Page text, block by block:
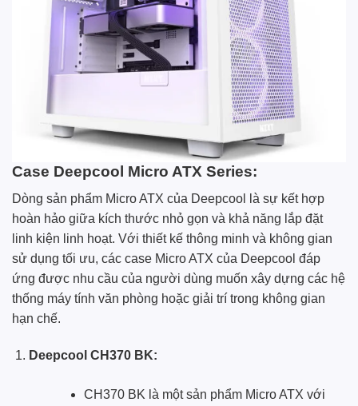
Case Deepcool Micro ATX Series:
Dòng sản phẩm Micro ATX của Deepcool là sự kết hợp
hoàn hảo giữa kích thước nhỏ gọn và khả năng lắp đặt
linh kiện linh hoạt. Với thiết kế thông minh và không gian
sử dụng tối ưu, các case Micro ATX của Deepcool đáp
ứng được nhu cầu của người dùng muốn xây dựng các hệ
thống máy tính văn phòng hoặc giải trí trong không gian
hạn chế.
Deepcool CH370 BK:
CH370 BK là một sản phẩm Micro ATX với